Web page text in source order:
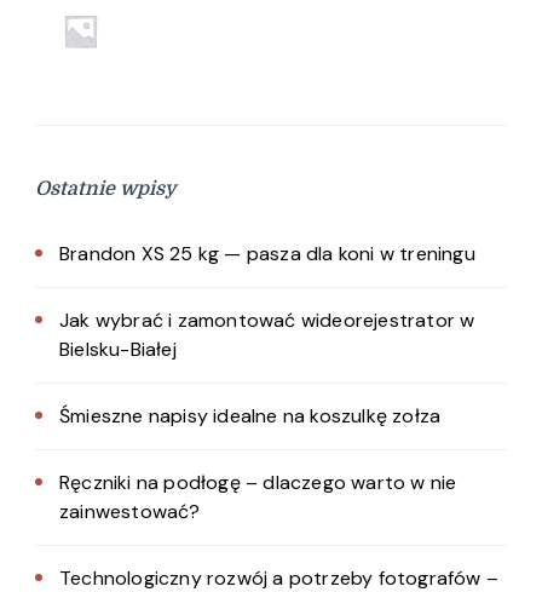
Ostatnie wpisy
Brandon XS 25 kg — pasza dla koni w treningu
Jak wybrać i zamontować wideorejestrator w
Bielsku-Białej
Śmieszne napisy idealne na koszulkę zołza
Ręczniki na podłogę – dlaczego warto w nie
zainwestować?
Technologiczny rozwój a potrzeby fotografów –